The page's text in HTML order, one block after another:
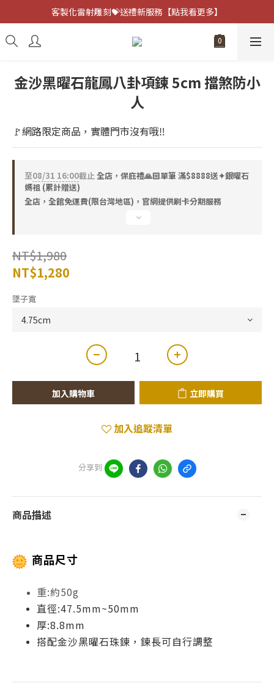
客製化雷射雕刻💝送禮新服務【點我看更多】
客製化雷射雕刻💝送禮新服務【點我看更多】
避邪防小人⚡指定黑曜石 任選兩件75折
金沙黑曜石龍鳳八卦項鍊 5cm 擋煞防小
人
🚩網路限定商品，實體門市沒有哦‼️
至08/31 16:00截止全店，保庇禮🙏🏻單筆 滿$8888送✦銀曜石
媽祖 (累計贈送)
全店，全館免運費(限台灣地區)，官網提供刷卡分期服務
NT$1,980
NT$1,280
墜子寬
加入購物車 立即購買
加入追蹤清單
分享到
商品描述
商品尺寸
重:約50g
直徑:47.5mm~50mm
厚:8.8mm
搭配金沙黑曜石珠鍊，鍊長可自行調整